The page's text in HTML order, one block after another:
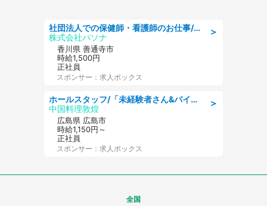
＞
社団法人での保健師・看護師のお仕事/未経験OK/要資格:普通免許、保健師、正看護師
株式会社パソナ
香川県 善通寺市
時給1,500円
正社員
スポンサー：求人ボックス
＞
ホールスタッフ/「未経験者さん&バイトデビューも大歓迎」残業ほぼなし×1日3時間〜勤務OK!フォロー体制も充実/広島県/広島市南区
中国料理敦煌
広島県 広島市
時給1,150円～
正社員
スポンサー：求人ボックス
全国